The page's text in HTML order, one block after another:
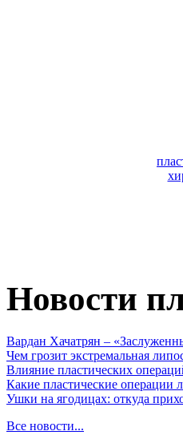
Новости
Вардан Хачатрян –
Чем грозит экстремальная
Влияние пластических
Какие пластические операции
Ушки на ягодицах: откуда
Все новости...